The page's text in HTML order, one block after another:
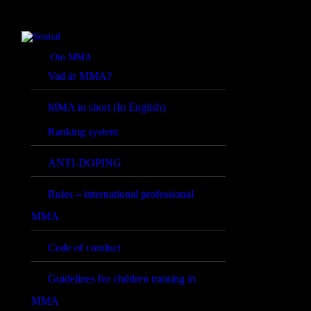
Om MMA
Vad är MMA?
MMA in short (In English)
Ranking system
ANTI-DOPING
Rules – international professional
MMA
Code of conduct
Guidelines for children training in
MMA